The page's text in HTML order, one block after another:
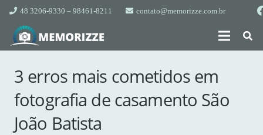
48 3206-9330 – 98461-8211 contato@memorizze.com.br
3 erros mais cometidos em
fotografia de casamento São
João Batista